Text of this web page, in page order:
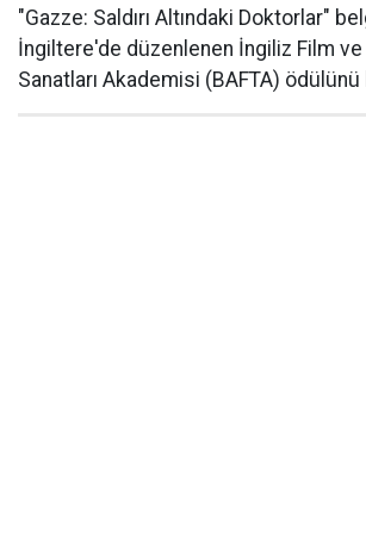
"Gazze: Saldırı Altındaki Doktorlar"
İngiltere'de düzenlenen İngiliz Film
Sanatları Akademisi (BAFTA) ödülünü